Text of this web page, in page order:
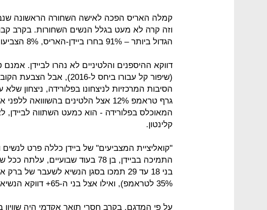
קמלה האריס הפכה לאישה השחורה הראשונה
וזה קרה לא מעט בגלל הנשים השחורות. בקרב
הגדול ביותר – 91% בחרו ביידן-האריס, 8% הצביעו טראמפ-פנס.
(שיפור קל עבורו ביחס ל-
הסיבות המרכזיות לניצחונו בפלורידה, ניצחון
גרף טראמפ 12% אצל הלטינים
קלינטון.
"קואליציית המצביעים" של ביידן כללה פרט
התמיכה בביידן, בן 78 בעוד
35% לטראמפ), ואילו אצל בני ה-65+ דווקא הנשיא הרפובליקני הוביל (48-51).